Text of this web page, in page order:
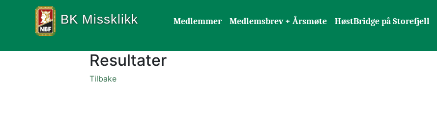
BK Missklikk Medlemmer Medlemsbrev + Årsmøte HøstBridge på Storefjell
Resultater
Tilbake